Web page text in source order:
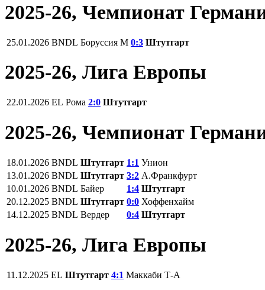
2025-26, Чемпионат
25.01.2026 BNDL Боруссия М 0:3 Штутгарт
2025-26, Лига Европы
22.01.2026 EL Рома 2:0 Штутгарт
2025-26, Чемпионат
18.01.2026 BNDL Штутгарт 1:1 Унион
13.01.2026 BNDL Штутгарт 3:2 А.Франкфурт
10.01.2026 BNDL Байер 1:4 Штутгарт
20.12.2025 BNDL Штутгарт 0:0 Хоффенхайм
14.12.2025 BNDL Вердер 0:4 Штутгарт
2025-26, Лига Европы
11.12.2025 EL Штутгарт 4:1 Маккаби Т-А